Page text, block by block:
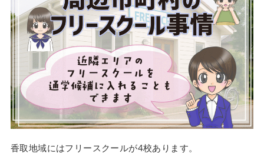
香取地域にはフリースクールが4校あります。